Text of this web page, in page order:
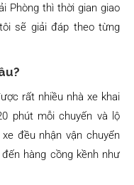
Phòng thì thời gian giao
sẽ giải đáp theo từng
rất nhiều nhà xe khai
phút mỗi chuyến và lộ
đều nhận vận chuyển
hàng cồng kềnh như